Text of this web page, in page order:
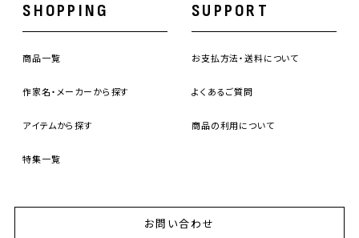
SHOPPING
商品一覧
作家名・メーカーから探す
アイテムから探す
特集一覧
SUPPORT
お支払方法・送料について
よくあるご質問
商品の利用について
お問い合わせ